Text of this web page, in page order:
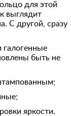
для этой
выглядит
С другой, сразу
быть не
яркости.